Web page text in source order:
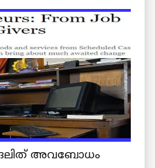
ദലിത് അവബോധം